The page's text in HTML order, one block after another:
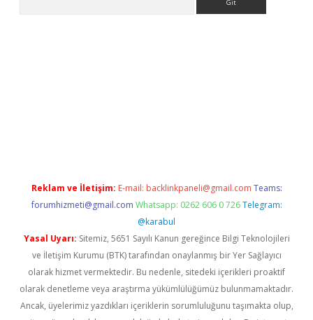
Reklam ve İletişim: E-mail: backlinkpaneli@gmail.com Teams:
forumhizmeti@gmail.com Whatsapp: 0262 606 0 726 Telegram:
@karabul
Yasal Uyarı: Sitemiz, 5651 Sayılı Kanun gereğince Bilgi Teknolojileri
ve İletişim Kurumu (BTK) tarafından onaylanmış bir Yer Sağlayıcı
olarak hizmet vermektedir. Bu nedenle, sitedeki içerikleri proaktif
olarak denetleme veya araştırma yükümlülüğümüz bulunmamaktadır.
Ancak, üyelerimiz yazdıkları içeriklerin sorumluluğunu taşımakta olup,